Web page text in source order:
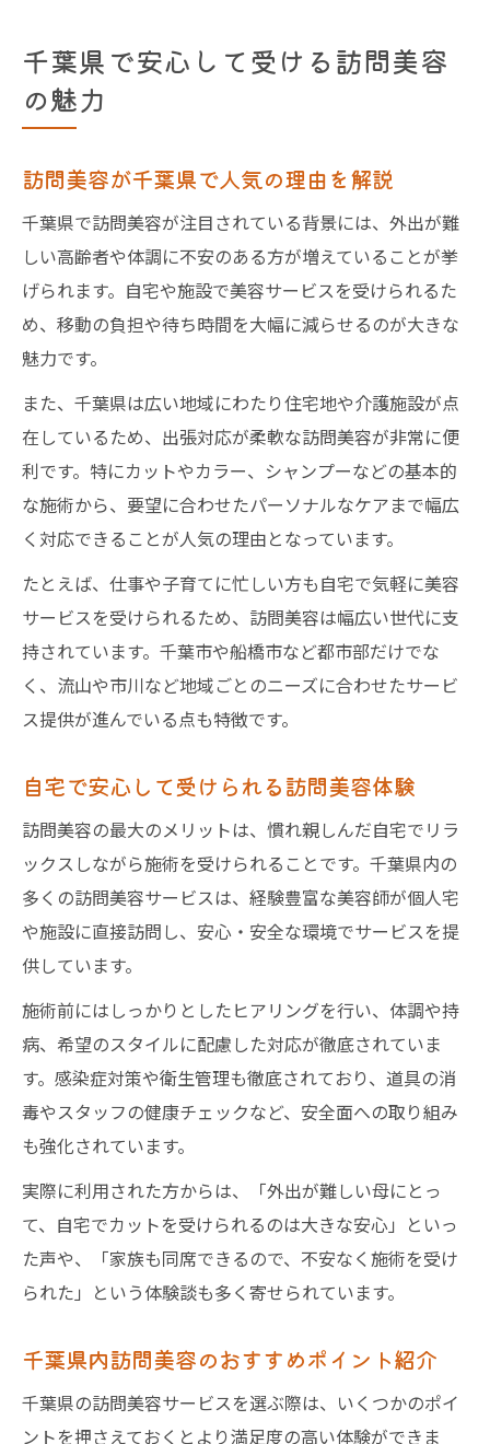
外出不要で叶う自宅訪問美容サービス体験
千葉県の訪問美容で叶うリラックス施術
由
体調や介護事情も安心の訪問美容活用法
訪問美容を千葉県で選ぶ際の注目ポイント
訪問美容サービスの信頼性を見極める方法
口コミで評価される訪問美容の特徴に注目
訪問美容の安全性と衛生管理の確認ポイン
ト
訪問美容師の資格や経験を選択基準にする
信頼できる訪問美容師を見つけるコツとは
訪問美容師選びで大切なチェックポイント
千葉県の訪問美容で信頼を集める特徴とは
訪問美容師の対応力とコミュニケーション
力
安心して任せられる訪問美容師の見極め方
自宅施術を快適にする訪問美容活用法
訪問美容で快適な自宅施術を叶える工夫
自宅でリラックスできる訪問美容の準備法
訪問美容サービス当日の流れと注意点
訪問美容で利用者の負担を軽減する方法
訪問美容のサービス内容や料金相場を解説
訪問美容の主なサービス内容を詳しく紹介
千葉県の訪問美容で選べるメニュー事例
訪問美容サービスの料金相場と比較方法
安心して利用できる訪問美容の料金体系
訪問美容の費用を抑える賢い選び方を伝授
千葉県で安心して受ける訪問美容
の魅力
訪問美容が千葉県で人気の理由を解説
千葉県で訪問美容が注目されている背景には、外出が難
しい高齢者や体調に不安のある方が増えていることが挙
げられます。自宅や施設で美容サービスを受けられるた
め、移動の負担や待ち時間を大幅に減らせるのが大きな
魅力です。
また、千葉県は広い地域にわたり住宅地や介護施設が点
在しているため、出張対応が柔軟な訪問美容が非常に便
利です。特にカットやカラー、シャンプーなどの基本的
な施術から、要望に合わせたパーソナルなケアまで幅広
く対応できることが人気の理由となっています。
たとえば、仕事や子育てに忙しい方も自宅で気軽に美容
サービスを受けられるため、訪問美容は幅広い世代に支
持されています。千葉市や船橋市など都市部だけでな
く、流山や市川など地域ごとのニーズに合わせたサービ
ス提供が進んでいる点も特徴です。
自宅で安心して受けられる訪問美容体験
訪問美容の最大のメリットは、慣れ親しんだ自宅でリラ
ックスしながら施術を受けられることです。千葉県内の
多くの訪問美容サービスは、経験豊富な美容師が個人宅
や施設に直接訪問し、安心・安全な環境でサービスを提
供しています。
施術前にはしっかりとしたヒアリングを行い、体調や持
病、希望のスタイルに配慮した対応が徹底されていま
す。感染症対策や衛生管理も徹底されており、道具の消
毒やスタッフの健康チェックなど、安全面への取り組み
も強化されています。
実際に利用された方からは、「外出が難しい母にとっ
て、自宅でカットを受けられるのは大きな安心」といっ
た声や、「家族も同席できるので、不安なく施術を受け
られた」という体験談も多く寄せられています。
千葉県内訪問美容のおすすめポイント紹介
千葉県の訪問美容サービスを選ぶ際は、いくつかのポイ
ントを押さえておくとより満足度の高い体験ができま